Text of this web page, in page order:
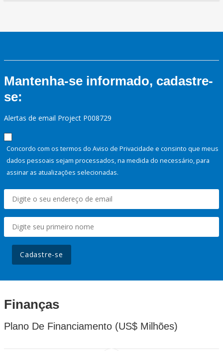
Mantenha-se informado, cadastre-
se:
Alertas de email Project P008729
Concordo com os termos do Aviso de Privacidade e consinto que meus
dados pessoais sejam processados, na medida do necessário, para
assinar as atualizações selecionadas.
Cadastre-se
Finanças
Plano De Financiamento (US$ Milhões)